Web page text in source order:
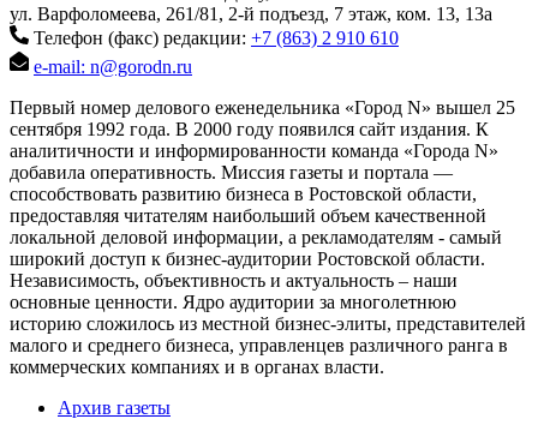
ул. Варфоломеева, 261/81, 2-й подъезд, 7 этаж, ком. 13, 13а
Телефон (факс) редакции: +7 (863) 2 910 610
e-mail: n@gorodn.ru
Первый номер делового еженедельника «Город N» вышел 25
сентября 1992 года. В 2000 году появился сайт издания. К
аналитичности и информированности команда «Города N»
добавила оперативность. Миссия газеты и портала —
способствовать развитию бизнеса в Ростовской области,
предоставляя читателям наибольший объем качественной
локальной деловой информации, а рекламодателям - самый
широкий доступ к бизнес-аудитории Ростовской области.
Независимость, объективность и актуальность – наши
основные ценности. Ядро аудитории за многолетнюю
историю сложилось из местной бизнес-элиты, представителей
малого и среднего бизнеса, управленцев различного ранга в
коммерческих компаниях и в органах власти.
Архив газеты